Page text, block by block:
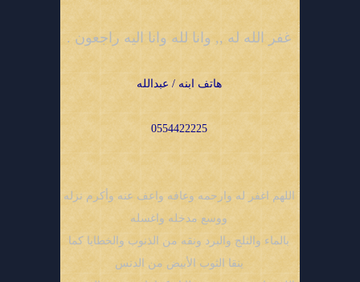
غفر الله له ,, وانا لله وانا اليه راجعون .
هاتف ابنه / عبدالله
0554422225
اللهم اغفر له وارحمه وعافه واعف عنه وأكرم نزله
ووسع مدخله واغسله
بالماء والثلج والبرد ونقه من الذنوب والخطايا كما
ينقا الثوب الأبيض من الدنس